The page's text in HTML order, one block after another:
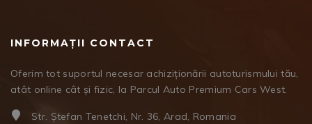
INFORMAȚII CONTACT
Oferim tot suportul necesar achiziționării autoturismului tău,
atât online cât și fizic, la Parcul Auto Premium Cars West.
Str. Ștefan Tenetchi, Nr. 36, Arad, Romania